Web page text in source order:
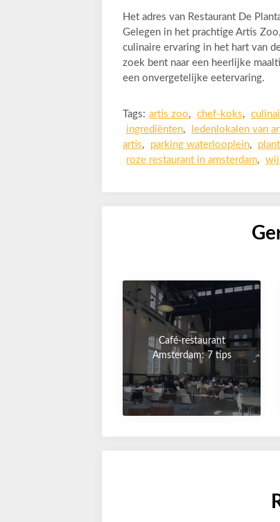
Het adres van Restaurant De
Gelegen in het prachtige Artis
culinaire ervaring in het hart van
zoek bent naar een heerlijke
een onvergetelijke eetervaring.
Tags: artis zoo, chef-koks,
ingrediënten, ledenlokalen van
artis, parking waterlooplein,
roze restaurant in amsterdam,
Café-restaurant
Amsterdam: 7 tips